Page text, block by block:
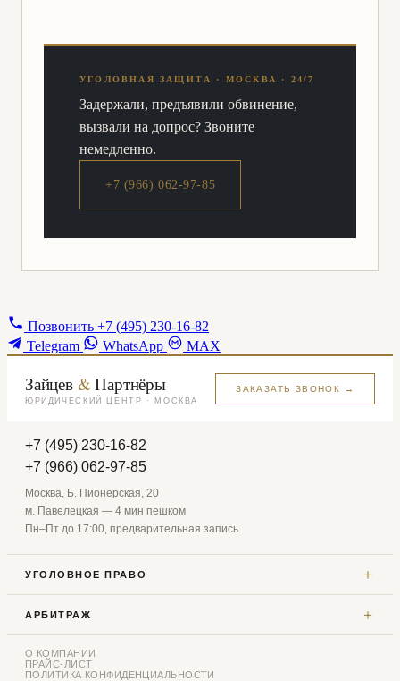
УГОЛОВНАЯ ЗАЩИТА · МОСКВА · 24/7
Задержали, предъявили обвинение,
вызвали на допрос? Звоните
немедленно.
+7 (966) 062-97-85
Позвонить +7 (495) 230-16-82
Telegram
WhatsApp MAX
Зайцев & Партнёры
ЮРИДИЧЕСКИЙ ЦЕНТР · МОСКВА
ЗАКАЗАТЬ ЗВОНОК →
+7 (495) 230-16-82
+7 (966) 062-97-85
Москва, Б. Пионерская, 20
м. Павелецкая — 4 мин пешком
Пн–Пт до 17:00, предварительная запись
УГОЛОВНОЕ ПРАВО ＋
АРБИТРАЖ ＋
О КОМПАНИИ
ПРАЙС-ЛИСТ
ПОЛИТИКА КОНФИДЕНЦИАЛЬНОСТИ